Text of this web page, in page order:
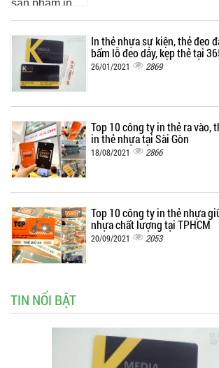
In thẻ nhựa sự kiện, thẻ đeo
bấm lỗ đeo dây, kẹp thẻ tại
26/01/2021 2869
Top 10 công ty in thẻ ra vào,
in thẻ nhựa tại Sài Gòn
18/08/2021 2866
Top 10 công ty in thẻ nhựa
nhựa chất lượng tại TPHCM
20/09/2021 2053
TIN NỔI BẬT